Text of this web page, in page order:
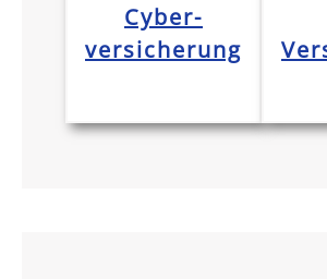
Cyber-
versicherung